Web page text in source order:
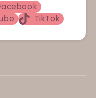
TikTok